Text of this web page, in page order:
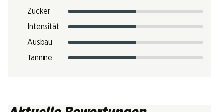
Zucker
Intensität
Ausbau
Tannine